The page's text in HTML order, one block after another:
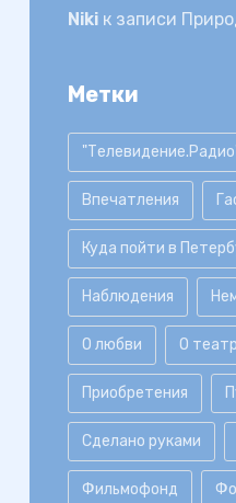
Nikiк записи
Метки
Впечатления
Куда пойти в
Наблюдения
О любви О
Приобретения
Сделано руками
Фильмофонд